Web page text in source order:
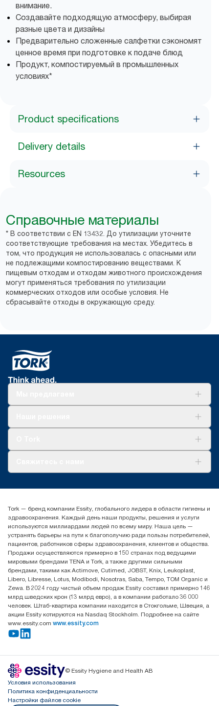
внимание.
Создавайте подходящую атмосферу, выбирая
разные цвета и дизайны
Предварительно сложенные салфетки сэкономят
ценное время при подготовке к подаче блюд
Продукт, компостируемый в промышленных
условиях*
Product specifications
Delivery details
Resources
Справочные материалы
* В соответствии с EN 13432. До утилизации уточните
соответствующие требования на местах. Убедитесь в
том, что продукция не использовалась с опасными или
не подлежащими компостированию веществами. К
пищевым отходам и отходам животного происхождения
могут применяться требования по утилизации
коммерческих отходов или особые условия. Не
сбрасывайте отходы в окружающую среду.
(+7) 777 779 0095
Контакты на рынках СНГ
ООО «Эссити», Представительство в Казахстане Пр.
Достык, 210, 2 блок, 3 этаж,
офис №32 050051, г.
Алматы, Казахстан
Tork — бренд компании Essity, глобального лидера в области гигиены и
здравоохранения. Каждый день наши продукты, решения и услуги
используются миллиардами людей по всему миру. Наша цель —
устранять барьеры на пути к благополучию ради пользы потребителей,
пациентов, работников сферы здравоохранения, клиентов и общества.
Продажи осуществляются примерно в 150 странах под ведущими
мировыми брендами TENA и Tork, а также другими сильными
брендами, такими как Actimove, Cutimed, JOBST, Knix, Leukoplast,
Libero, Libresse, Lotus, Modibodi, Nosotras, Saba, Tempo, TOM Organic и
Zewa. В 2024 году чистый объем продаж Essity составил примерно 146
млрд шведских крон (13 млрд евро), а в компании работало 36 000
человек. Штаб-квартира компании находится в Стокгольме, Швеция, а
акции Essity котируются на Nasdaq Stockholm. Подробнее на сайте
www.essity.com www.essity.com
© Essity Hygiene and Health AB
Условия использования
Политика конфиденциальности
Настройки файлов cookie